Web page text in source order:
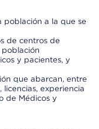
población a la que se
de centros de
población
y pacientes, y
que abarcan, entre
experiencia
de Médicos y